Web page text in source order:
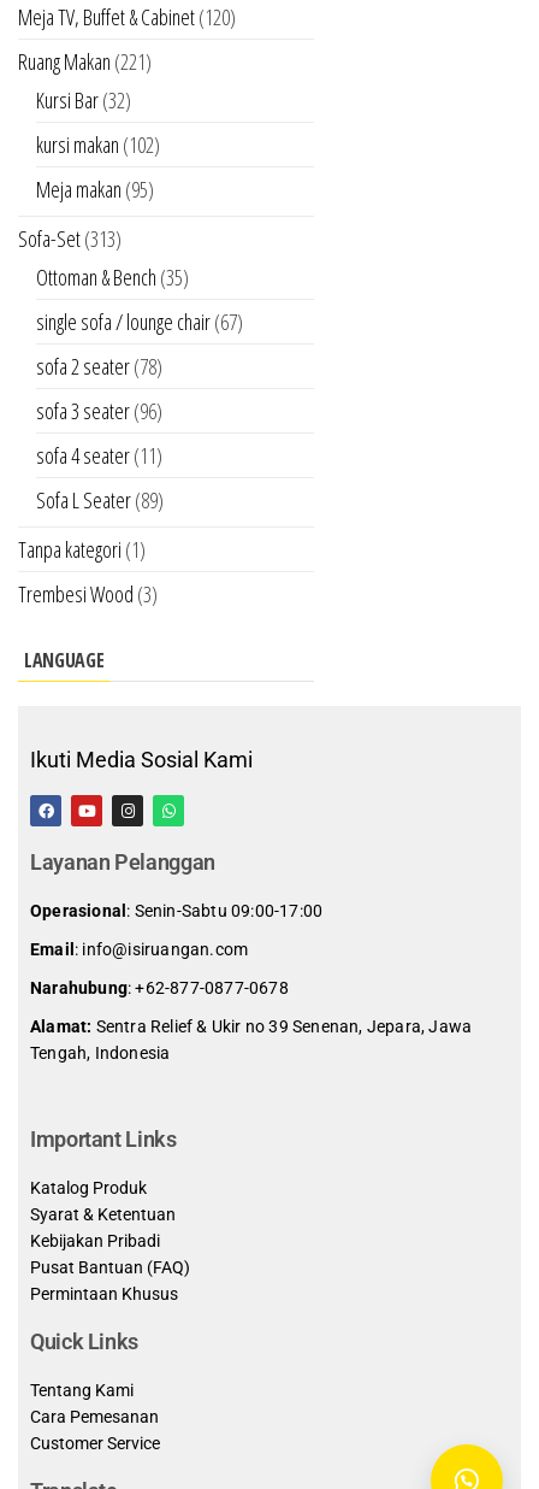
Meja TV, Buffet & Cabinet(120)
Ruang Makan (221)
Kursi Bar(32)
kursi makan (102)
Meja makan (95)
Sofa-Set(313)
Ottoman & Bench (35)
single sofa / lounge chair(67)
sofa 2 seater(78)
sofa 3 seater(96)
sofa 4 seater(11)
Sofa L Seater(89)
Tanpa kategori (1)
Trembesi Wood (3)
LANGUAGE
Ikuti Media Sosial Kami
Layanan Pelanggan
Operasional : Senin-Sabtu 09:00-17:00
Email : info@isiruangan.com
Narahubung:+62-877-0877-0678
Alamat: Sentra Relief & Ukir no 39 Senenan, Jepara, Jawa
Tengah, Indonesia
Important Links
Katalog Produk
Syarat & Ketentuan
Kebijakan Pribadi
Pusat Bantuan (FAQ)
Permintaan Khusus
Quick Links
Tentang Kami
Cara Pemesanan
Customer Service